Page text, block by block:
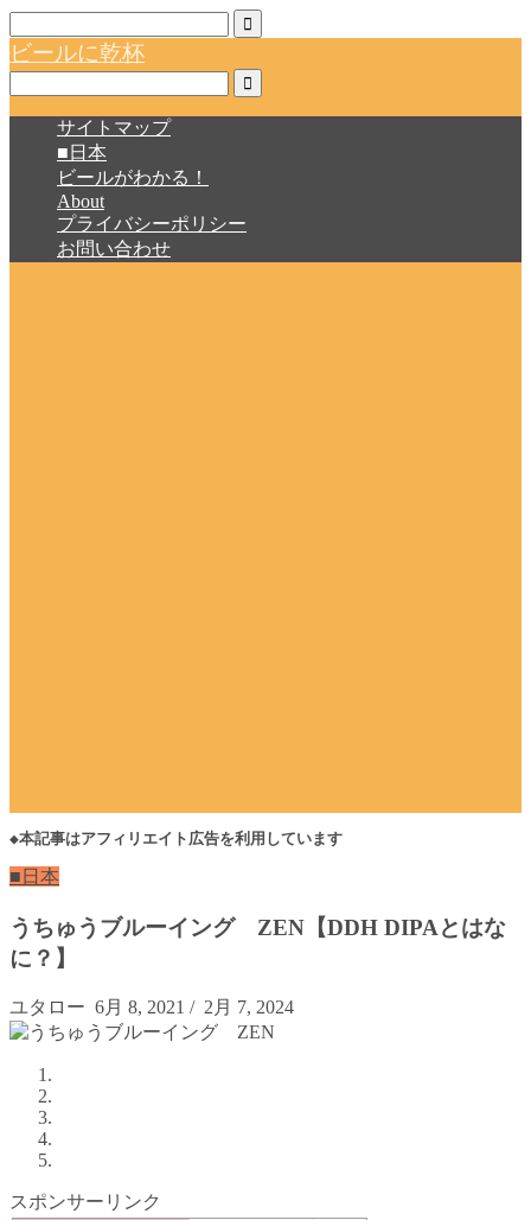
ビールに乾杯
サイトマップ
■日本
ビールがわかる！
About
プライバシーポリシー
お問い合わせ
◆本記事はアフィリエイト広告を利用しています
■日本
うちゅうブルーイング ZEN【DDH DIPAとはな
に？】
ユタロー 6月 8, 2021 / 2月 7, 2024
スポンサーリンク